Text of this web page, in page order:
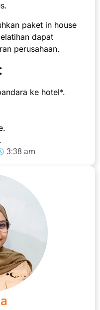
paket in house
dapat
perusahaan.
ke hotel*.
3:38 am